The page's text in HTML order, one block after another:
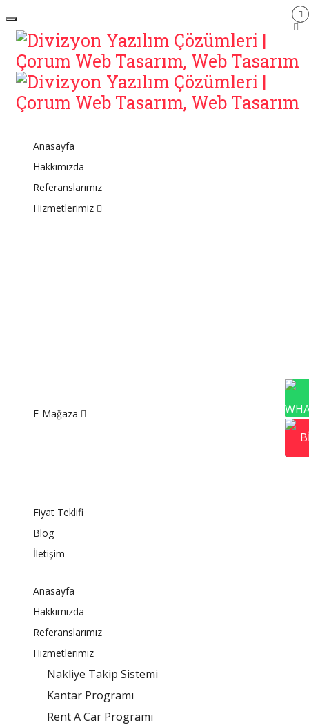
Anasayfa
Hakkımızda
Referanslarımız
Hizmetlerimiz
E-Mağaza
Fiyat Teklifi
Blog
İletişim
Anasayfa
Hakkımızda
Referanslarımız
Hizmetlerimiz
Nakliye Takip Sistemi
Kantar Programı
Rent A Car Programı